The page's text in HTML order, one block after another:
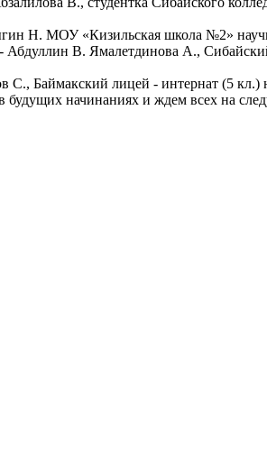
Н. МОУ «Кизильская школа №2»
В. Ямалетдинова А.,
Баймакский лицей - интернат (5 кл.)
будущих начинаниях и ждем всех на